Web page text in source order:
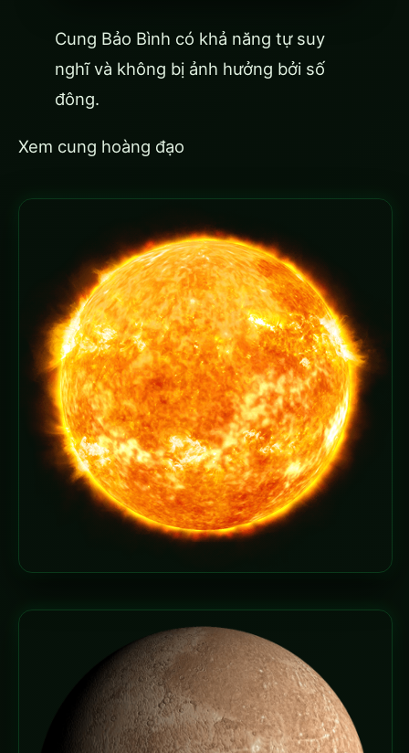
Cung Bảo Bình có khả năng tự suy
nghĩ và không bị ảnh hưởng bởi số
đông.
Xem cung hoàng đạo